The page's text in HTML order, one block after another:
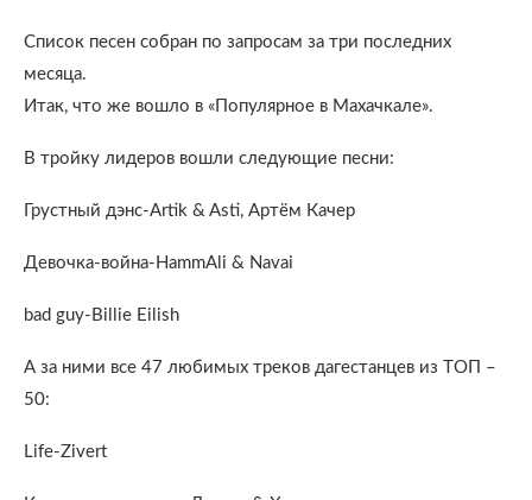
Список песен собран по запросам за три последних
месяца.
Итак, что же вошло в «Популярное в Махачкале».
В тройку лидеров вошли следующие песни:
Грустный дэнс-Artik & Asti, Артём Качер
Девочка-война-HammAli & Navai
bad guy-Billie Eilish
А за ними все 47 любимых треков дагестанцев из ТОП –
50:
Life-Zivert